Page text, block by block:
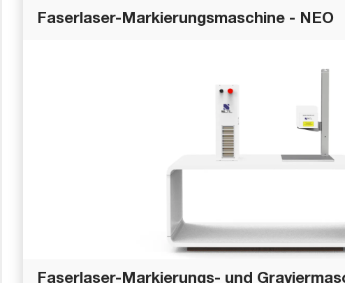
Faserlaser-Markierungsmaschine - NEO
Faserlaser-Markierungs- und